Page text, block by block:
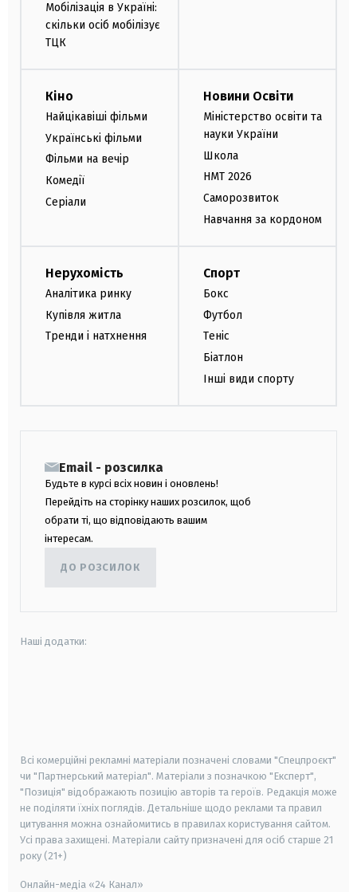
Мобілізація в Україні:
скільки осіб мобілізує
ТЦК
Кіно
Найцікавіші фільми
Українські фільми
Фільми на вечір
Комедії
Серіали
Новини Освіти
Міністерство освіти та
науки України
Школа
НМТ 2026
Саморозвиток
Навчання за кордоном
Нерухомість
Аналітика ринку
Купівля житла
Тренди і натхнення
Спорт
Бокс
Футбол
Теніс
Біатлон
Інші види спорту
Email - розсилка
Будьте в курсі всіх новин і оновлень!
Перейдіть на сторінку наших розсилок, щоб
обрати ті, що відповідають вашим
інтересам.
ДО РОЗСИЛОК
Наші додатки:
Всі комерційні рекламні матеріали позначені словами "Спецпроєкт"
чи "Партнерський матеріал". Матеріали з позначкою "Експерт",
"Позиція" відображають позицію авторів та героїв. Редакція може
не поділяти їхніх поглядів. Детальніше щодо реклами та правил
цитування можна ознайомитись в правилах користування сайтом.
Усі права захищені. Матеріали сайту призначені для осіб старше 21
року (21+)
Онлайн-медіа «24 Канал»